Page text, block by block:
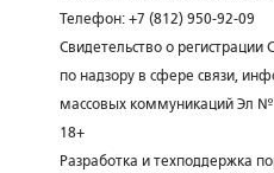
Телефон: +7 (812) 950-92-09
Свидетельство о
по надзору в сфере связи,
массовых коммуникаций Эл №
18+
Разработка и техподдержка